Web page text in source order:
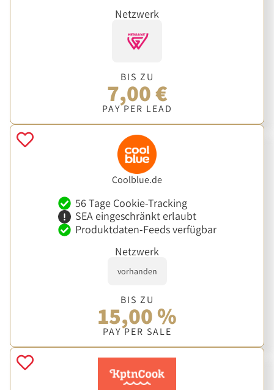
Netzwerk
BIS ZU
7,00 €
PAY PER LEAD
Coolblue.de
56 Tage Cookie-Tracking
SEA eingeschränkt erlaubt
Produktdaten-Feeds verfügbar
Netzwerk
vorhanden
BIS ZU
15,00 %
PAY PER SALE